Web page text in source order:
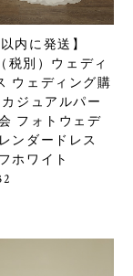
内に発送】
税別）ウェディ
ウェディング購
ジュアルパー
フォトウェデ
ンダードレス
ホワイト